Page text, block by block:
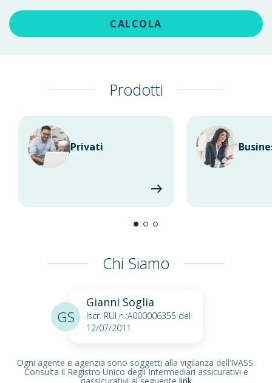
CALCOLA
Prodotti
Privati
Chi Siamo
Gianni Soglia
Iscr. RUI n.:A000006355 del
12/07/2011
GS
Ogni agente e agenzia sono soggetti alla vigilanza dell’IVASS.
Consulta il Registro Unico degli Intermediari assicurativi e